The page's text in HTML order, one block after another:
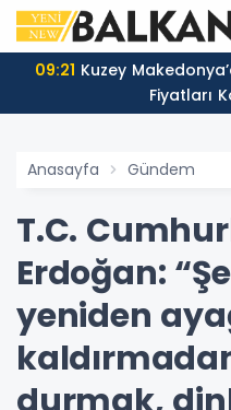
09:21
Fiyatları
Anasayfa Gündem
T.C.
Erdoğan:
yeniden